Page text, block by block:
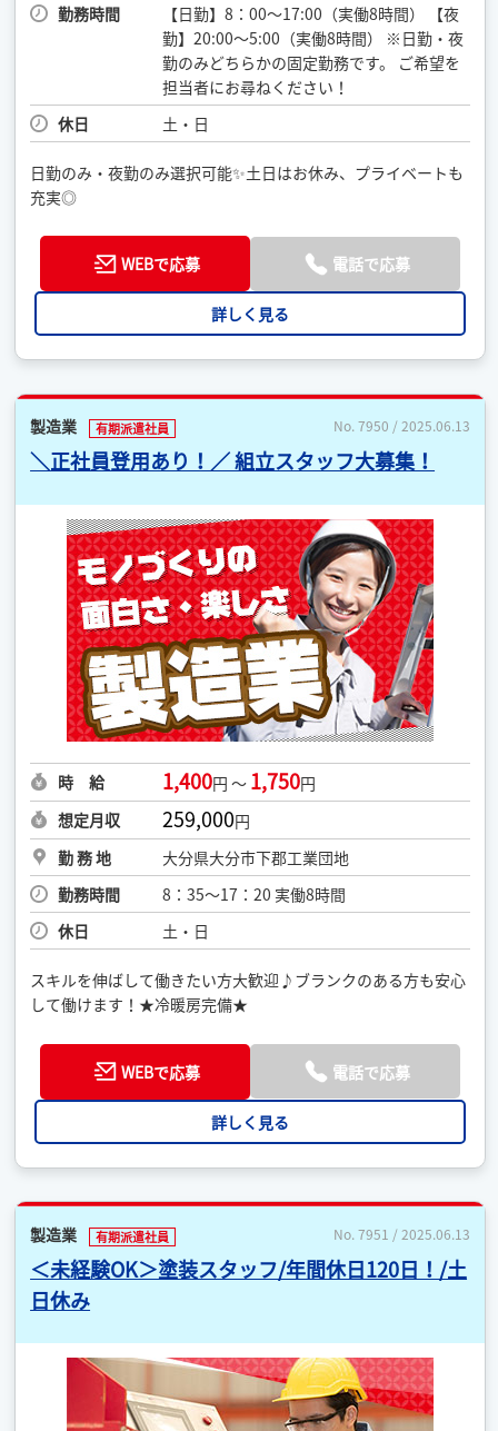
勤務時間
【日勤】8：00～17:00（実働8時間） 【夜
勤】20:00～5:00（実働8時間） ※日勤・夜
勤のみどちらかの固定勤務です。 ご希望を
担当者にお尋ねください！
休日
土・日
日勤のみ・夜勤のみ選択可能✨土日はお休み、プライベートも
充実◎
WEBで応募 電話で応募
詳しく見る
製造業 有期派遣社員 No. 7950 / 2025.06.13
＼正社員登用あり！／ 組立スタッフ大募集！
時 給 1,400円 ～ 1,750円
想定月収
259,000円
勤 務 地
大分県大分市下郡工業団地
勤務時間
8：35〜17：20 実働8時間
休日
土・日
スキルを伸ばして働きたい方大歓迎♪ブランクのある方も安心
して働けます！★冷暖房完備★
WEBで応募 電話で応募
詳しく見る
製造業 有期派遣社員 No. 7951 / 2025.06.13
＜未経験OK＞塗装スタッフ/年間休日120日！/土
日休み